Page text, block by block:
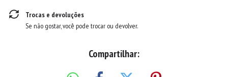
Trocas e devoluções
Se não gostar, você pode trocar ou devolver.
Compartilhar: